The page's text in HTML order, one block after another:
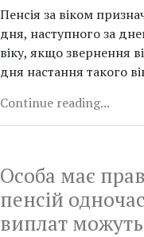
Пенсія за віком
дня, наступного за
віку, якщо звернення
дня настання такого
Continue reading...
Особа має
пенсій
виплат